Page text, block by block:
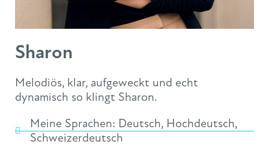
Sharon
Melodiös, klar, aufgeweckt und echt
dynamisch so klingt Sharon.
Meine Sprachen: Deutsch, Hochdeutsch,
Schweizerdeutsch